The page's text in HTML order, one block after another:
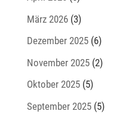
März 2026(3)
Dezember 2025(6)
November 2025(2)
Oktober 2025(5)
September 2025(5)